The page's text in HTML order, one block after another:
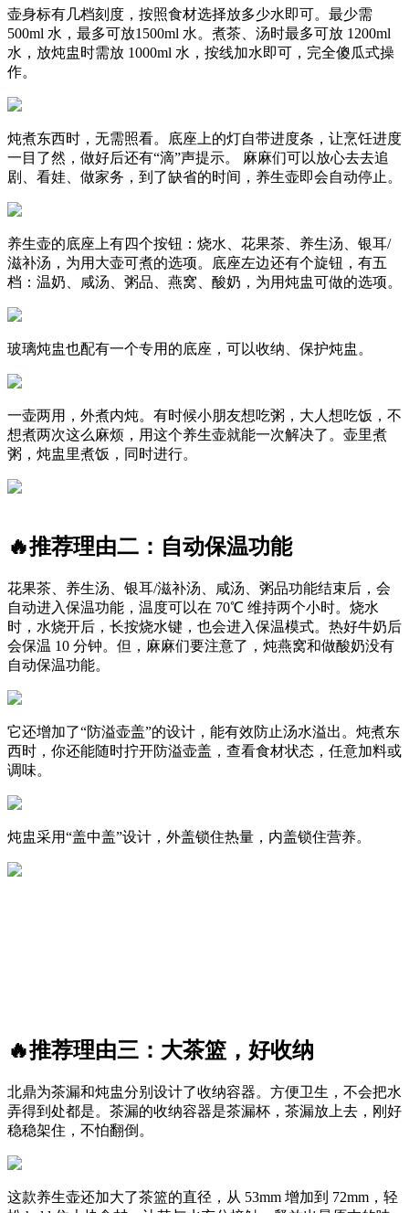
壶身标有几档刻度，按照食材选择放多少水即可。最少需
500ml 水，最多可放1500ml 水。煮茶、汤时最多可放 1200ml
水，放炖盅时需放 1000ml 水，按线加水即可，完全傻瓜式操
作。
炖煮东西时，无需照看。底座上的灯自带进度条，让烹饪进度
一目了然，做好后还有“滴”声提示。 麻麻们可以放心去去追
剧、看娃、做家务，到了缺省的时间，养生壶即会自动停止。
养生壶的底座上有四个按钮：烧水、花果茶、养生汤、银耳/
滋补汤，为用大壶可煮的选项。底座左边还有个旋钮，有五
档：温奶、咸汤、粥品、燕窝、酸奶，为用炖盅可做的选项。
玻璃炖盅也配有一个专用的底座，可以收纳、保护炖盅。
一壶两用，外煮内炖。有时候小朋友想吃粥，大人想吃饭，不
想煮两次这么麻烦，用这个养生壶就能一次解决了。壶里煮
粥，炖盅里煮饭，同时进行。
🔥推荐理由二：自动保温功能
花果茶、养生汤、银耳/滋补汤、咸汤、粥品功能结束后，会
自动进入保温功能，温度可以在 70℃ 维持两个小时。烧水
时，水烧开后，长按烧水键，也会进入保温模式。热好牛奶后
会保温 10 分钟。但，麻麻们要注意了，炖燕窝和做酸奶没有
自动保温功能。
它还增加了“防溢壶盖”的设计，能有效防止汤水溢出。炖煮东
西时，你还能随时拧开防溢壶盖，查看食材状态，任意加料或
调味。
炖盅采用“盖中盖”设计，外盖锁住热量，内盖锁住营养。
🔥推荐理由三：大茶篮，好收纳
北鼎为茶漏和炖盅分别设计了收纳容器。方便卫生，不会把水
弄得到处都是。茶漏的收纳容器是茶漏杯，茶漏放上去，刚好
稳稳架住，不怕翻倒。
这款养生壶还加大了茶篮的直径，从 53mm 增加到 72mm，轻